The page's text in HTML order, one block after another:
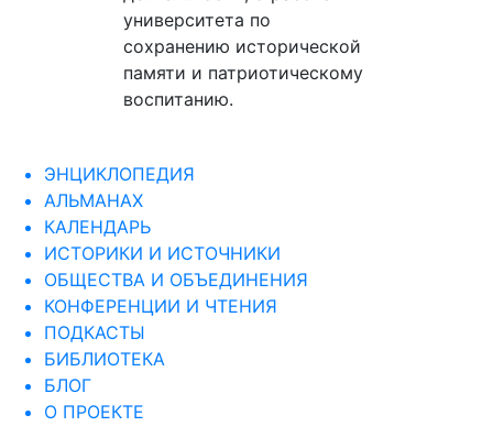
университета по
сохранению исторической
памяти и патриотическому
воспитанию.
ЭНЦИКЛОПЕДИЯ
АЛЬМАНАХ
КАЛЕНДАРЬ
ИСТОРИКИ И ИСТОЧНИКИ
ОБЩЕСТВА И ОБЪЕДИНЕНИЯ
КОНФЕРЕНЦИИ И ЧТЕНИЯ
ПОДКАСТЫ
БИБЛИОТЕКА
БЛОГ
О ПРОЕКТЕ